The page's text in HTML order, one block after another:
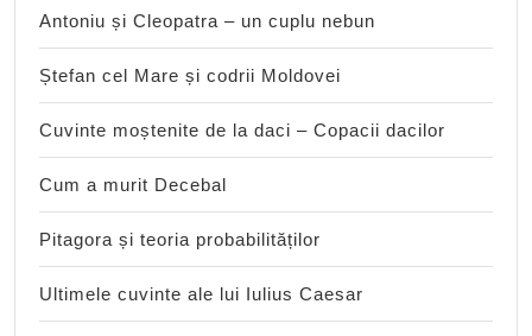
Antoniu și Cleopatra – un cuplu nebun
Ștefan cel Mare și codrii Moldovei
Cuvinte moștenite de la daci – Copacii dacilor
Cum a murit Decebal
Pitagora și teoria probabilităților
Ultimele cuvinte ale lui Iulius Caesar